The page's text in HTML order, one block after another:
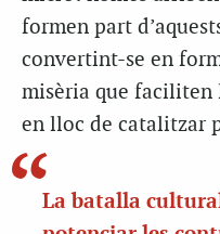
formen part
convertint-se en
misèria que faciliten
en lloc de catalitzar
La batalla